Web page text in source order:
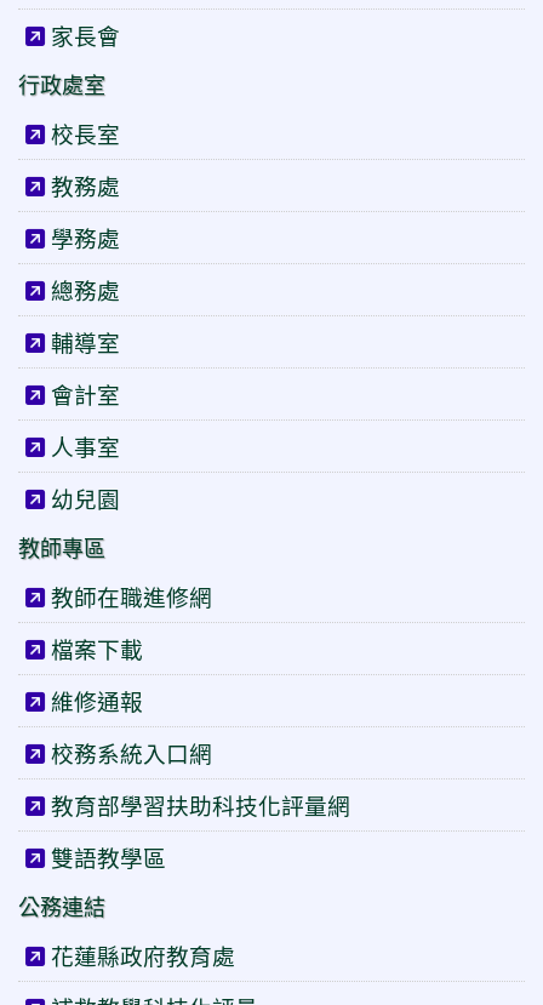
家長會
行政處室
校長室
教務處
學務處
總務處
輔導室
會計室
人事室
幼兒園
教師專區
教師在職進修網
檔案下載
維修通報
校務系統入口網
教育部學習扶助科技化評量網
雙語教學區
公務連結
花蓮縣政府教育處